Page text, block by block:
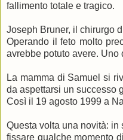
fallimento totale e tragico.
Joseph Bruner, il chirurgo
Operando il feto molto
avrebbe potuto avere.
La mamma di Samuel si
da aspettarsi un successo
Così il 19 agosto 1999 a
Questa volta una novità: in
fissare qualche momento